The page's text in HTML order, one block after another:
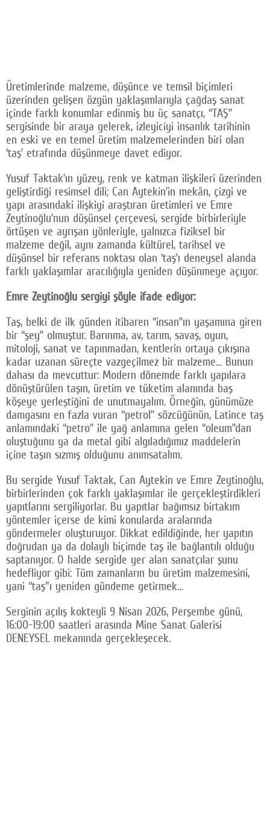
Üretimlerinde malzeme, düşünce ve temsil biçimleri
üzerinden gelişen özgün yaklaşımlarıyla çağdaş sanat
içinde farklı konumlar edinmiş bu üç sanatçı, “TAŞ”
sergisinde bir araya gelerek, izleyiciyi insanlık tarihinin
en eski ve en temel üretim malzemelerinden biri olan
‘taş’ etrafında düşünmeye davet ediyor.
Yusuf Taktak’ın yüzey, renk ve katman ilişkileri üzerinden
geliştirdiği resimsel dili; Can Aytekin’in mekân, çizgi ve
yapı arasındaki ilişkiyi araştıran üretimleri ve Emre
Zeytinoğlu’nun düşünsel çerçevesi, sergide birbirleriyle
örtüşen ve ayrışan yönleriyle, yalnızca fiziksel bir
malzeme değil, aynı zamanda kültürel, tarihsel ve
düşünsel bir referans noktası olan ‘taş’ı deneysel alanda
farklı yaklaşımlar aracılığıyla yeniden düşünmeye açıyor.
Emre Zeytinoğlu sergiyi şöyle ifade ediyor:
Taş, belki de ilk günden itibaren “insan”ın yaşamına giren
bir “şey” olmuştur. Barınma, av, tarım, savaş, oyun,
mitoloji, sanat ve tapınmadan, kentlerin ortaya çıkışına
kadar uzanan süreçte vazgeçilmez bir malzeme… Bunun
dahası da mevcuttur: Modern dönemde farklı yapılara
dönüştürülen taşın, üretim ve tüketim alanında baş
köşeye yerleştiğini de unutmayalım. Örneğin, günümüze
damgasını en fazla vuran “petrol” sözcüğünün, Latince taş
anlamındaki “petro” ile yağ anlamına gelen “oleum”dan
oluştuğunu ya da metal gibi algıladığımız maddelerin
içine taşın sızmış olduğunu anımsatalım.
Bu sergide Yusuf Taktak, Can Aytekin ve Emre Zeytinoğlu,
birbirlerinden çok farklı yaklaşımlar ile gerçekleştirdikleri
yapıtlarını sergiliyorlar. Bu yapıtlar bağımsız birtakım
yöntemler içerse de kimi konularda aralarında
göndermeler oluşturuyor. Dikkat edildiğinde, her yapıtın
doğrudan ya da dolaylı biçimde taş ile bağlantılı olduğu
saptanıyor. O halde sergide yer alan sanatçılar şunu
hedefliyor gibi: Tüm zamanların bu üretim malzemesini,
yani “taş"ı yeniden gündeme getirmek…
Serginin açılış kokteyli 9 Nisan 2026, Perşembe günü,
16:00-19:00 saatleri arasında Mine Sanat Galerisi
DENEYSEL mekanında gerçekleşecek.